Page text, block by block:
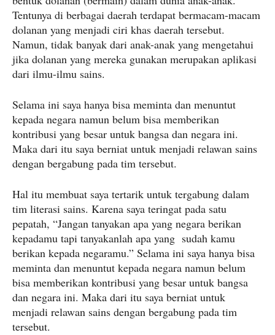
Tentunya di berbagai daerah terdapat bermacam-macam
dolanan yang menjadi ciri khas daerah tersebut.
Namun, tidak banyak dari anak-anak yang mengetahui
jika dolanan yang mereka gunakan merupakan aplikasi
dari ilmu-ilmu sains.
Selama ini saya hanya bisa meminta dan menuntut
kepada negara namun belum bisa memberikan
kontribusi yang besar untuk bangsa dan negara ini.
Maka dari itu saya berniat untuk menjadi relawan sains
dengan bergabung pada tim tersebut.
Hal itu membuat saya tertarik untuk tergabung dalam
tim literasi sains. Karena saya teringat pada satu
pepatah, “Jangan tanyakan apa yang negara berikan
kepadamu tapi tanyakanlah apa yang sudah kamu
berikan kepada negaramu.” Selama ini saya hanya bisa
meminta dan menuntut kepada negara namun belum
bisa memberikan kontribusi yang besar untuk bangsa
dan negara ini. Maka dari itu saya berniat untuk
menjadi relawan sains dengan bergabung pada tim
tersebut.